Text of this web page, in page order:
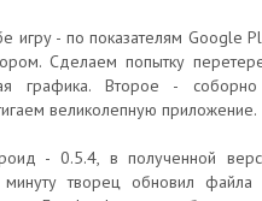
игру - по показателям Google
Сделаем попытку
графика. Второе -
великолепную приложение.
- 0.5.4, в полученной
минуту творец обновил файла